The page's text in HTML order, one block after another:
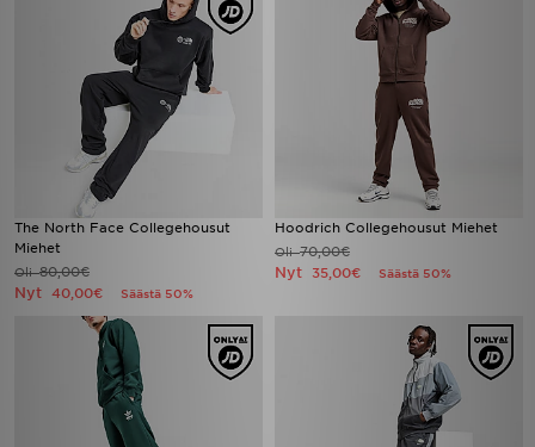
The North Face Collegehousut
Miehet
Oli80,00€
Nyt 40,00€ Säästä 50%
Hoodrich Collegehousut Miehet
Oli70,00€
Nyt 35,00€ Säästä 50%